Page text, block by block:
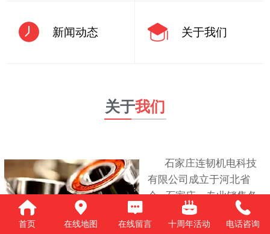
新闻动态 关于我们
关于我们
石家庄连韧机电科技
有限公司成立于河北省
会--石家庄。专业销售各
品牌、各结构、各运动方
式的轴承产品。我们秉承
首页 在线地图 在线留言 十周年活动 电话咨询